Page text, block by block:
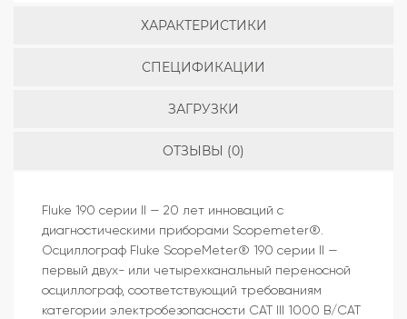
ХАРАКТЕРИСТИКИ
СПЕЦИФИКАЦИИ
ЗАГРУЗКИ
ОТЗЫВЫ (0)
Fluke 190 серии II — 20 лет инноваций с
диагностическими приборами Scopemeter®.
Осциллограф Fluke ScopeMeter® 190 серии II —
первый двух- или четырехканальный переносной
осциллограф, соответствующий требованиям
категории электробезопасности CAT III 1000 В/CAT